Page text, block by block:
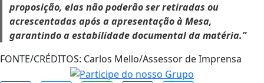
proposição, elas não poderão ser retiradas ou
acrescentadas após a apresentação à Mesa,
garantindo a estabilidade documental da matéria.”
FONTE/CRÉDITOS: Carlos Mello/Assessor de Imprensa